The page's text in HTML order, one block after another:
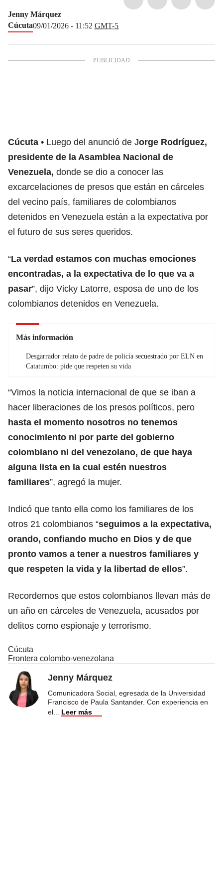
Jenny Márquez
Cúcuta09/01/2026 - 11:52 GMT-5
Cúcuta Luego del anunció de Jorge Rodríguez,
presidente de la Asamblea Nacional de
Venezuela, donde se dio a conocer las
excarcelaciones de presos que están en cárceles
del vecino país, familiares de colombianos
detenidos en Venezuela están a la expectativa por
el futuro de sus seres queridos.
“La verdad estamos con muchas emociones
encontradas, a la expectativa de lo que va a
pasar”, dijo Vicky Latorre, esposa de uno de los
colombianos detenidos en Venezuela.
Más información
Desgarrador relato de padre de policía secuestrado por ELN en
Catatumbo: pide que respeten su vida
“Vimos la noticia internacional de que se iban a
hacer liberaciones de los presos políticos, pero
hasta el momento nosotros no tenemos
conocimiento ni por parte del gobierno
colombiano ni del venezolano, de que haya
alguna lista en la cual estén nuestros
familiares”, agregó la mujer.
Indicó que tanto ella como los familiares de los
otros 21 colombianos “seguimos a la expectativa,
orando, confiando mucho en Dios y de que
pronto vamos a tener a nuestros familiares y
que respeten la vida y la libertad de ellos”.
Recordemos que estos colombianos llevan más de
un año en cárceles de Venezuela, acusados por
delitos como espionaje y terrorismo.
Cúcuta
Frontera colombo-venezolana
Jenny Márquez
Comunicadora Social, egresada de la Universidad
Francisco de Paula Santander. Con experiencia en
el
Leer más